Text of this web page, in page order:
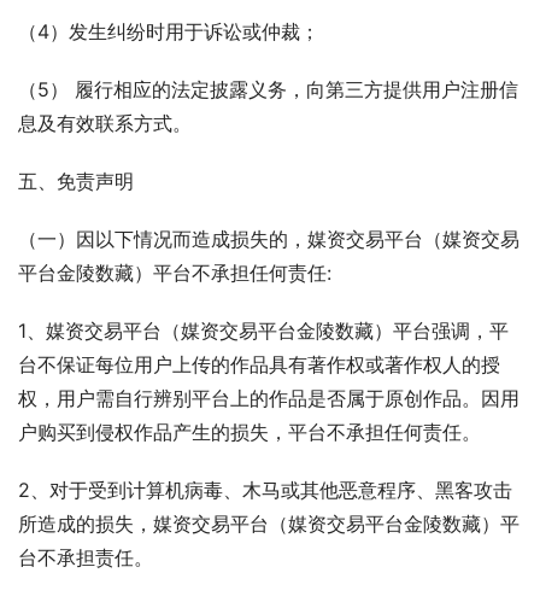
（4）发生纠纷时用于诉讼或仲裁；
（5） 履行相应的法定披露义务，向第三方提供用户注册信
息及有效联系方式。
五、免责声明
（一）因以下情况而造成损失的，媒资交易平台（媒资交易
平台金陵数藏）平台不承担任何责任:
1、媒资交易平台（媒资交易平台金陵数藏）平台强调，平
台不保证每位用户上传的作品具有著作权或著作权人的授
权，用户需自行辨别平台上的作品是否属于原创作品。因用
户购买到侵权作品产生的损失，平台不承担任何责任。
2、对于受到计算机病毒、木马或其他恶意程序、黑客攻击
所造成的损失，媒资交易平台（媒资交易平台金陵数藏）平
台不承担责任。